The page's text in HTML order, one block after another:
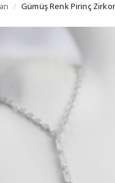
/ Gümüş Renk Pirinç